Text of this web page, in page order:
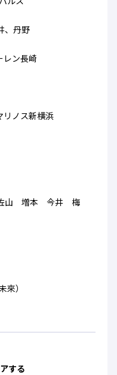
ルズU-18
クション
、丹野
ン長崎
ノス新横浜
山 増本 今井 梅
）
する